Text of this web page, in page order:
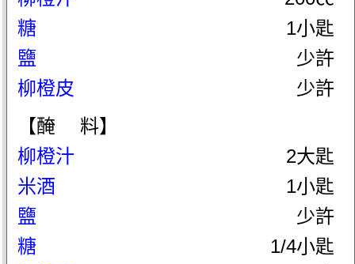
糖
1小匙
鹽
少許
柳橙皮
少許
【醃 料】
柳橙汁
2大匙
米酒
1小匙
鹽
少許
糖
1/4小匙